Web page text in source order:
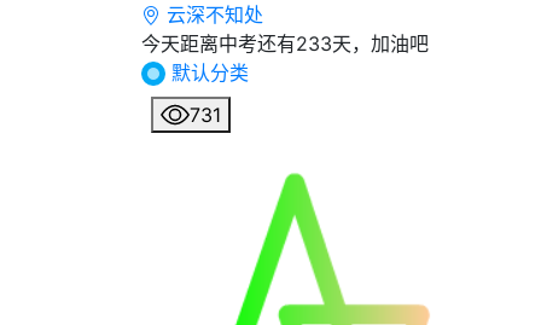
云深不知处
今天距离中考还有233天，加油吧
默认分类
731